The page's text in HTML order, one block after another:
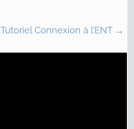
Tutoriel Connexion à l’ENT →